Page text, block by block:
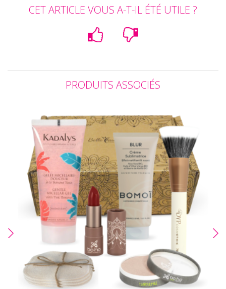
CET ARTICLE VOUS A-T-IL ÉTÉ UTILE ?
PRODUITS ASSOCIÉS